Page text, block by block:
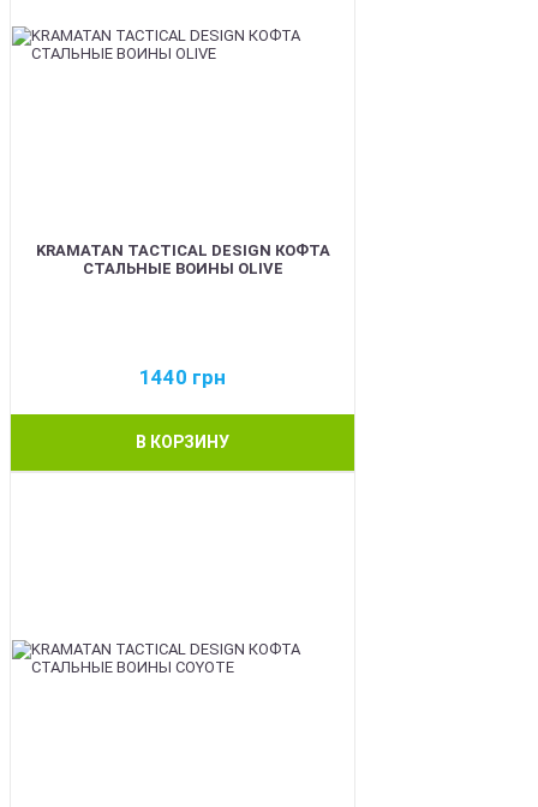
KRAMATAN TACTICAL DESIGN КОФТА
СТАЛЬНЫЕ ВОИНЫ OLIVE
1440 грн
В КОРЗИНУ